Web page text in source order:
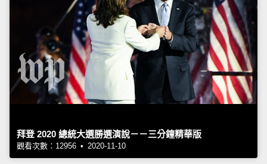
拜登 2020 總統大選勝選演說－－三分鐘精華版
觀看次數：12956 • 2020-11-10